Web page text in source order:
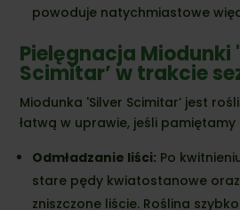
powoduje natychmiastowe
Pielęgnacja Miodunki
Scimitar’ w trakcie
Miodunka 'Silver Scimitar’ jest
łatwą w uprawie, jeśli
Odmładzanie liści: Po
stare pędy kwiatostanowe
zniszczone liście. Roślina